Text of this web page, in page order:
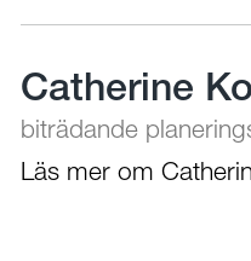
Catherine
biträdande
Läs mer om